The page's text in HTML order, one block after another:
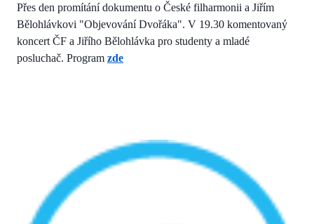
Přes den promítání dokumentu o České filharmonii a Jiřím
Bělohlávkovi "Objevování Dvořáka". V 19.30 komentovaný
koncert ČF a Jiřího Bělohlávka pro studenty a mladé
posluchač. Program zde